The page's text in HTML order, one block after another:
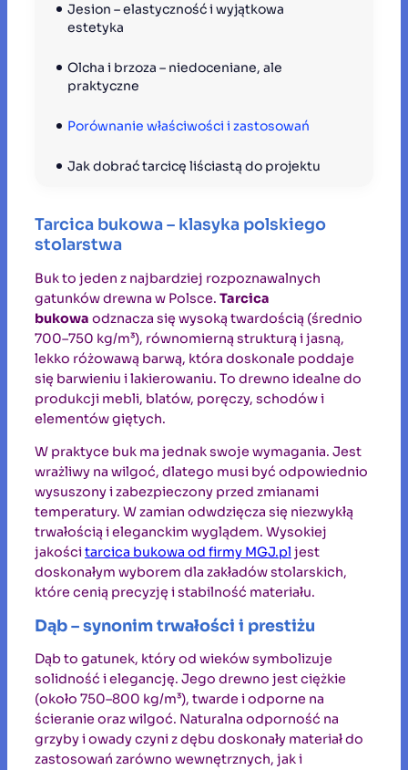
Jesion – elastyczność i wyjątkowa
estetyka
Olcha i brzoza – niedoceniane, ale
praktyczne
Porównanie właściwości i zastosowań
Jak dobrać tarcicę liściastą do projektu
Tarcica bukowa – klasyka polskiego
stolarstwa
Buk to jeden z najbardziej rozpoznawalnych
gatunków drewna w Polsce. Tarcica
bukowa odznacza się wysoką twardością (średnio
700–750 kg/m³), równomierną strukturą i jasną,
lekko różowawą barwą, która doskonale poddaje
się barwieniu i lakierowaniu. To drewno idealne do
produkcji mebli, blatów, poręczy, schodów i
elementów giętych.
W praktyce buk ma jednak swoje wymagania. Jest
wrażliwy na wilgoć, dlatego musi być odpowiednio
wysuszony i zabezpieczony przed zmianami
temperatury. W zamian odwdzięcza się niezwykłą
trwałością i eleganckim wyglądem. Wysokiej
jakości tarcica bukowa od firmy MGJ.pl jest
doskonałym wyborem dla zakładów stolarskich,
które cenią precyzję i stabilność materiału.
Dąb – synonim trwałości i prestiżu
Dąb to gatunek, który od wieków symbolizuje
solidność i elegancję. Jego drewno jest ciężkie
(około 750–800 kg/m³), twarde i odporne na
ścieranie oraz wilgoć. Naturalna odporność na
grzyby i owady czyni z dębu doskonały materiał do
zastosowań zarówno wewnętrznych, jak i